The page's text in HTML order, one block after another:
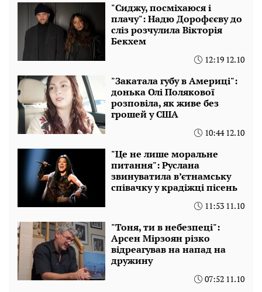
"Сиджу, посміхаюся і
плачу": Надю Дорофєєву до
сліз розчулила Вікторія
Бекхем
12:19 12.10
"Закатала губу в Америці":
донька Олі Полякової
розповіла, як живе без
грошей у США
10:44 12.10
"Це не лише моральне
питання": Руслана
звинуватила в’єтнамську
співачку у крадіжці пісень
11:53 11.10
"Тоня, ти в небезпеці":
Арсен Мірзоян різко
відреагував на напад на
дружину
07:52 11.10